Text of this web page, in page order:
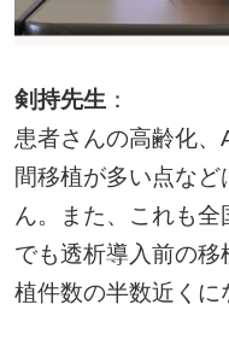
剣持先生 ：
患者さんの高齢化
間移植が多い点な
ん。また、これも
でも透析導入前の
植件数の半数近くに